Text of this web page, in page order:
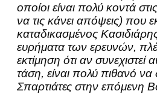
οποίοι είναι πολύ κοντά
να τις κάνει απόψεις) που
καταδικασμένος
ευρήματα των ερευνών,
εκτίμηση ότι αν συνεχιστεί
τάση, είναι πολύ πιθανό να
Σπαρτιάτες στην επόμενη